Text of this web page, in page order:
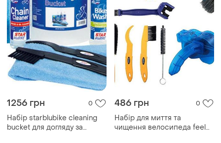
1256 грн 0
Набір starblubike cleaning
bucket для догляду за
486 грн 0
Набір для миття та
чищення велосипеда feel